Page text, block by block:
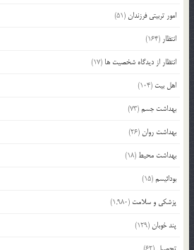
امور تربیتی فرزندان(51)
انتظار (164)
انتظار از دیدگاه شخصیت ها (17)
اهل بیت (104)
بهداشت جسم(73)
بهداشت روان(26)
بهداشت محیط (18)
بودائیسم(15)
پزشکی و سلامت (1,980)
پند خوبان(129)